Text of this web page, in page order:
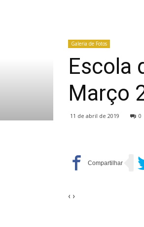
Galeria de Fotos
Escola
Março
11 de abril de 2019 0
‹ ›